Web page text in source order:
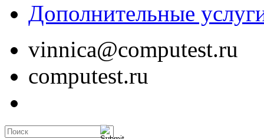
Дополнительные
vinnica@computest.ru
computest.ru